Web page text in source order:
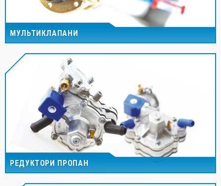
МУЛЬТИКЛАПАНИ
РЕДУКТОРИ ПРОПАН